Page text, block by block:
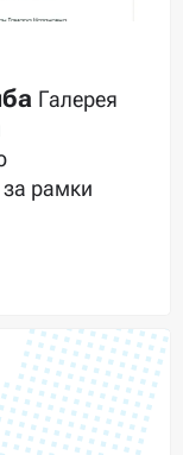
Галерея
рамки